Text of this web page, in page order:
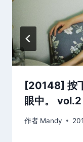
[20148] 按
眼中。 vol.2
作者 Mandy